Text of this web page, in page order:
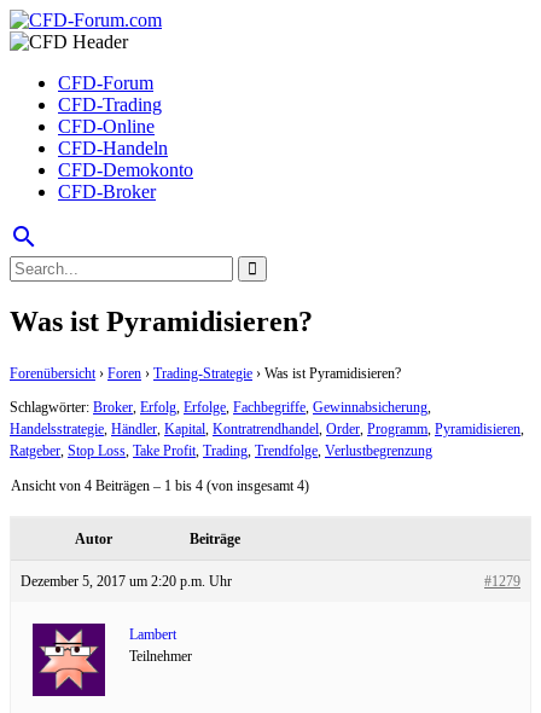
CFD-Forum
CFD-Trading
CFD-Online
CFD-Handeln
CFD-Demokonto
CFD-Broker
search
Was ist Pyramidisieren?
Forenübersicht › Foren › Trading-Strategie › Was ist Pyramidisieren?
Schlagwörter: Broker, Erfolg, Erfolge, Fachbegriffe, Gewinnabsicherung,
Handelsstrategie, Händler, Kapital, Kontratrendhandel, Order, Programm, Pyramidisieren,
Ratgeber, Stop Loss, Take Profit, Trading, Trendfolge, Verlustbegrenzung
Ansicht von 4 Beiträgen – 1 bis 4 (von insgesamt 4)
Autor Beiträge
Dezember 5, 2017 um 2:20 p.m. Uhr #1279
Lambert
Teilnehmer